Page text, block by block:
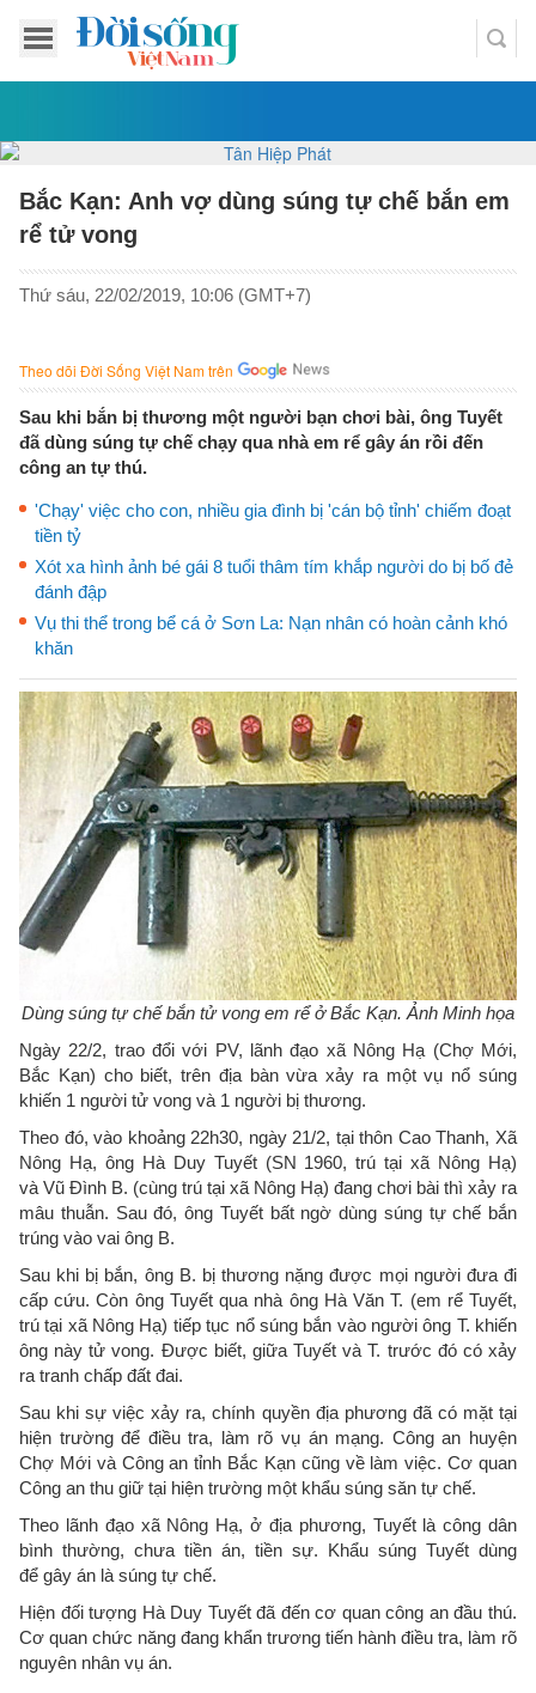
Bắc Kạn: Anh vợ dùng súng tự chế bắn em
rể tử vong
Thứ sáu, 22/02/2019, 10:06 (GMT+7)
Theo dõi Đời Sống Việt Nam trên
Sau khi bắn bị thương một người bạn chơi bài, ông Tuyết
đã dùng súng tự chế chạy qua nhà em rể gây án rồi đến
công an tự thú.
'Chạy' việc cho con, nhiều gia đình bị 'cán bộ tỉnh' chiếm đoạt
tiền tỷ
Xót xa hình ảnh bé gái 8 tuổi thâm tím khắp người do bị bố đẻ
đánh đập
Vụ thi thể trong bể cá ở Sơn La: Nạn nhân có hoàn cảnh khó
khăn
Dùng súng tự chế bắn tử vong em rể ở Bắc Kạn. Ảnh Minh họa
Ngày 22/2, trao đổi với PV, lãnh đạo xã Nông Hạ (Chợ Mới,
Bắc Kạn) cho biết, trên địa bàn vừa xảy ra một vụ nổ súng
khiến 1 người tử vong và 1 người bị thương.
Theo đó, vào khoảng 22h30, ngày 21/2, tại thôn Cao Thanh, Xã
Nông Hạ, ông Hà Duy Tuyết (SN 1960, trú tại xã Nông Hạ)
và Vũ Đình B. (cùng trú tại xã Nông Hạ) đang chơi bài thì xảy ra
mâu thuẫn. Sau đó, ông Tuyết bất ngờ dùng súng tự chế bắn
trúng vào vai ông B.
Sau khi bị bắn, ông B. bị thương nặng được mọi người đưa đi
cấp cứu. Còn ông Tuyết qua nhà ông Hà Văn T. (em rể Tuyết,
trú tại xã Nông Hạ) tiếp tục nổ súng bắn vào người ông T. khiến
ông này tử vong. Được biết, giữa Tuyết và T. trước đó có xảy
ra tranh chấp đất đai.
Sau khi sự việc xảy ra, chính quyền địa phương đã có mặt tại
hiện trường để điều tra, làm rõ vụ án mạng. Công an huyện
Chợ Mới và Công an tỉnh Bắc Kạn cũng về làm việc. Cơ quan
Công an thu giữ tại hiện trường một khẩu súng săn tự chế.
Theo lãnh đạo xã Nông Hạ, ở địa phương, Tuyết là công dân
bình thường, chưa tiền án, tiền sự. Khẩu súng Tuyết dùng
để gây án là súng tự chế.
Hiện đối tượng Hà Duy Tuyết đã đến cơ quan công an đầu thú.
Cơ quan chức năng đang khẩn trương tiến hành điều tra, làm rõ
nguyên nhân vụ án.